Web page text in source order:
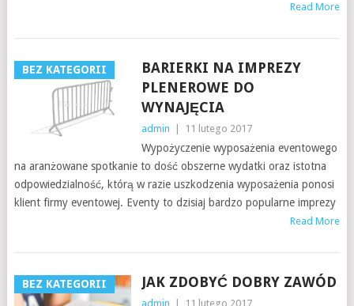
Read More
BEZ KATEGORII
BARIERKI NA IMPREZY
PLENEROWE DO
WYNAJĘCIA
admin 11 lutego 2017
Wypożyczenie wyposażenia eventowego
na aranżowane spotkanie to dość obszerne wydatki oraz istotna
odpowiedzialność, którą w razie uszkodzenia wyposażenia ponosi
klient firmy eventowej. Eventy to dzisiaj bardzo popularne imprezy
Read More
BEZ KATEGORII JAK ZDOBYĆ DOBRY ZAWÓD
admin 11 lutego 2017